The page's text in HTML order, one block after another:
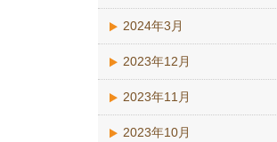
2024年3月
2023年12月
2023年11月
2023年10月